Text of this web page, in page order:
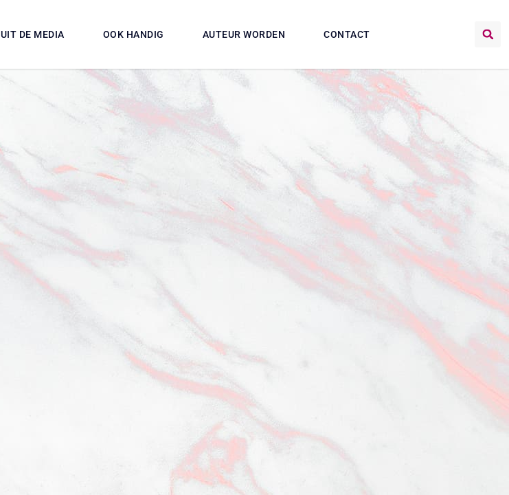
UIT DE MEDIA OOK HANDIG AUTEUR WORDEN CONTACT